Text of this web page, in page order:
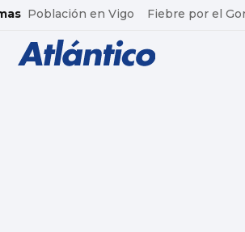
Población en Vigo Fiebre por el